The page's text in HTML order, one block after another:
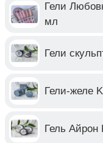
Гели
мл
Гели
Гели-желе
Гель Айрон